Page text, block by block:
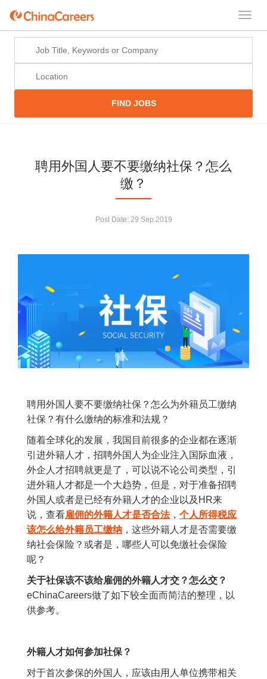
FIND JOBS
聘用外国人要不要缴纳社保？怎么
缴？
Post Date: 29 Sep 2019
聘用外国人要不要缴纳社保？怎么为外籍员工缴纳
社保？有什么缴纳的标准和法规？
随着全球化的发展，我国目前很多的企业都在逐渐
引进外籍人才，招聘外国人为企业注入国际血液，
外企人才招聘就更是了，可以说不论公司类型，引
进外籍人才都是一个大趋势，但是，对于准备招聘
外国人或者是已经有外籍人才的企业以及HR来
说，查看雇佣的外籍人才是否合法， 个人所得税应
该怎么给外籍员工缴纳 ，这些外籍人才是否需要缴
纳社会保险？或者是，哪些人可以免缴社会保险
呢？
关于社保该不该给雇佣的外籍人才交？怎么交？
eChinaCareers做了如下较全面而简洁的整理，以
供参考。
外籍人才如何参加社保？
对于首次参保的外国人，应该由用人单位携带相关